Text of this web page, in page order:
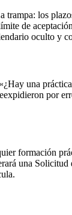
los
de
oculto y
una
por
formación
una